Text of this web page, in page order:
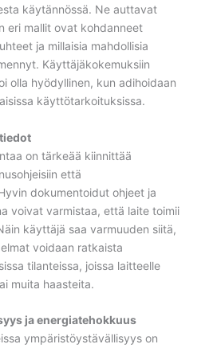
käytännössä. Ne auttavat
eri mallit ovat kohdanneet
ja millaisia mahdollisia
Käyttäjäkokemuksiin
olla hyödyllinen, kun adihoidaan
käyttötarkoituksissa.
on tärkeää kiinnittää
että
dokumentoidut ohjeet ja
voivat varmistaa, että laite toimii
käyttäjä saa varmuuden siitä,
voidaan ratkaista
tilanteissa, joissa laitteelle
muita haasteita.
ja energiatehokkuus
ympäristöystävällisyys on